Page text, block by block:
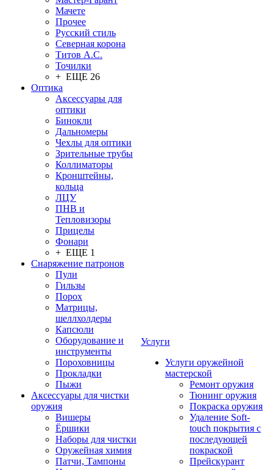
Мачете
Прочее
Русский стиль
Северная корона
Титов А.С.
Точилки
+ ЕЩЕ 26
Оптика
Аксессуары для
оптики
Бинокли
Дальномеры
Чехлы для оптики
Зрительные трубы
Коллиматоры
Кронштейны,
кольца
ЛЦУ
ПНВ и
Тепловизоры
Прицелы
Фонари
+ ЕЩЕ 1
Снаряжение патронов
Пули
Гильзы
Порох
Матрицы,
шеллхолдеры
Капсюли
Оборудование и
инструменты
Пороховницы
Прокладки
Пыжи
Аксессуары для чистки
оружия
Вишеры
Ёршики
Наборы для чистки
Оружейная химия
Патчи, Тампоны
Услуги
Услуги оружейной
мастерской
Ремонт оружия
Тюнинг оружия
Покраска оружия
Удаление Soft-
touch покрытия с
последующей
покраской
Прейскурант